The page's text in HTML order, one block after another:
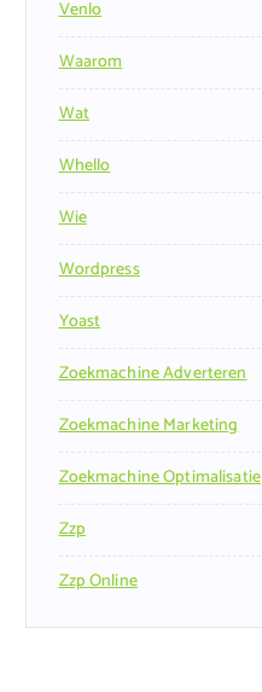
Venlo
Waarom
Wat
Whello
Wie
Wordpress
Yoast
Zoekmachine Adverteren
Zoekmachine Marketing
Zoekmachine Optimalisatie
Zzp
Zzp Online